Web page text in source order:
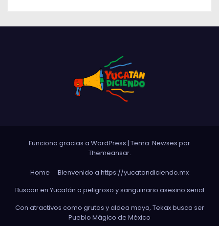
Funciona gracias a WordPress | Tema: Newses por
Themeansar.
Home
Bienvenido a https://yucatandiciendo.mx
Buscan en Yucatán a peligroso y sanguinario asesino serial
Con atractivos como grutas y aldea maya, Tekax busca ser
Pueblo Mágico de México